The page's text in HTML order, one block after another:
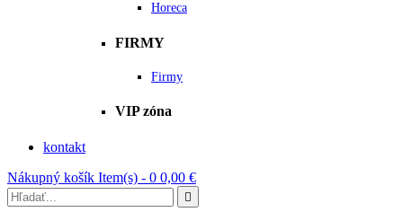
Horeca
FIRMY
Firmy
VIP zóna
kontakt
Nákupný košík Item(s) - 0 0,00 €
